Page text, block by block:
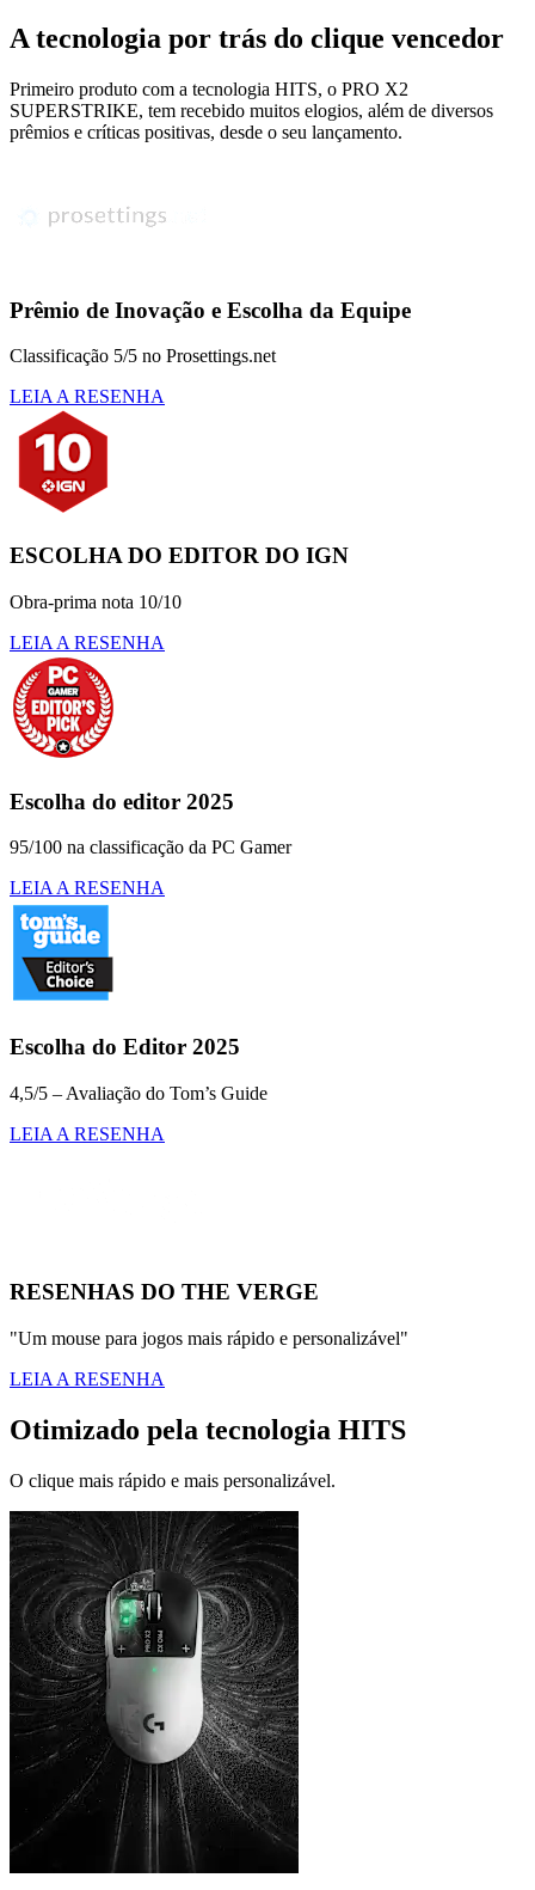
A tecnologia por trás do clique vencedor
Primeiro produto com a tecnologia HITS, o PRO X2
SUPERSTRIKE, tem recebido muitos elogios, além de diversos
prêmios e críticas positivas, desde o seu lançamento.
Prêmio de Inovação e Escolha da Equipe
Classificação 5/5 no Prosettings.net
LEIA A RESENHA
ESCOLHA DO EDITOR DO IGN
Obra-prima nota 10/10
LEIA A RESENHA
Escolha do editor 2025
95/100 na classificação da PC Gamer
LEIA A RESENHA
Escolha do Editor 2025
4,5/5 – Avaliação do Tom’s Guide
LEIA A RESENHA
RESENHAS DO THE VERGE
"Um mouse para jogos mais rápido e personalizável"
LEIA A RESENHA
Otimizado pela tecnologia HITS
O clique mais rápido e mais personalizável.